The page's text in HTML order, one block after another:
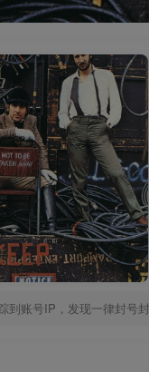
到账号IP，发现一律封号